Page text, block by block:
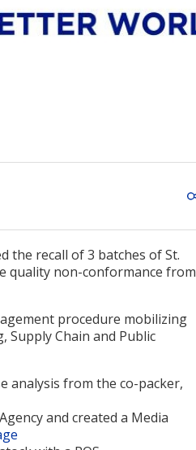
the recall of 3 batches of St.
quality non-conformance from
procedure mobilizing
Supply Chain and Public
analysis from the co-packer,
and created a Media